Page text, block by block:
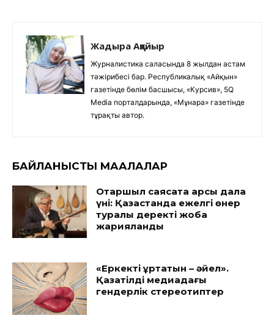
Жадыра Аққайыр
Журналистика саласында 8 жылдан астам
тәжірибесі бар. Республикалық «Айқын»
газетінде бөлім басшысы, «Курсив», 5Q
Media порталдарында, «Мұнара» газетінде
тұрақты автор.
БАЙЛАНЫСТЫ МАҚАЛАЛАР
Отаршыл саясатқа қарсы дала
үні: Қазақстанда ежелгі өнер
туралы деректі жоба
жарияланды
«Еркекті құртатын – әйел».
Қазақтілді медиадағы
гендерлік стереотиптер